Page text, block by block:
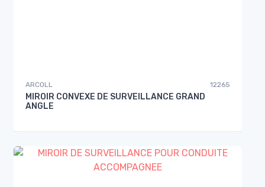
ARCOLL 12265
MIROIR CONVEXE DE SURVEILLANCE GRAND
ANGLE